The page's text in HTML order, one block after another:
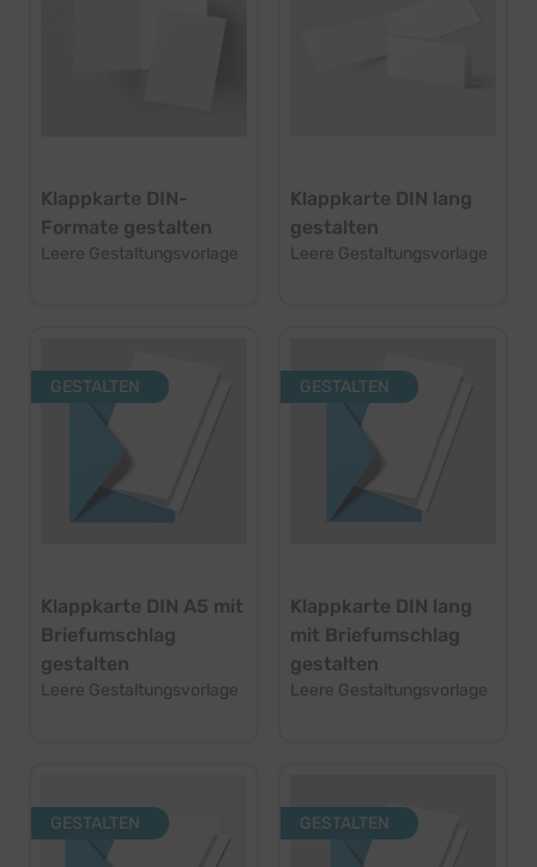
Klappkarte DIN-
Formate gestalten
Leere Gestaltungsvorlage
Klappkarte DIN lang
gestalten
Leere Gestaltungsvorlage
GESTALTEN
Klappkarte DIN A5 mit
Briefumschlag
gestalten
Leere Gestaltungsvorlage
GESTALTEN
Klappkarte DIN lang
mit Briefumschlag
gestalten
Leere Gestaltungsvorlage
GESTALTEN GESTALTEN